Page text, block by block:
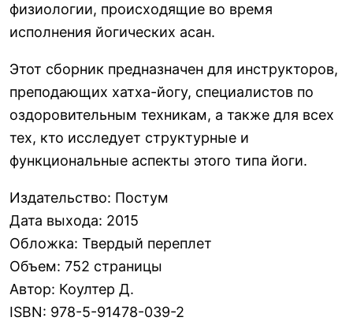
физиологии, происходящие во время
исполнения йогических асан.
Этот сборник предназначен для инструкторов,
преподающих хатха-йогу, специалистов по
оздоровительным техникам, а также для всех
тех, кто исследует структурные и
функциональные аспекты этого типа йоги.
Издательство: Постум
Дата выхода: 2015
Обложка: Твердый переплет
Объем: 752 страницы
Автор: Коултер Д.
ISBN: 978-5-91478-039-2